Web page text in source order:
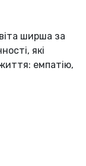
ширша за
які
емпатію,